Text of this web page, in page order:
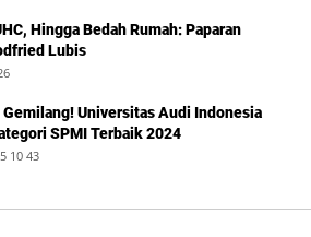
Hingga Bedah Rumah: Paparan
Lubis
Gemilang! Universitas Audi Indonesia
SPMI Terbaik 2024
10 43